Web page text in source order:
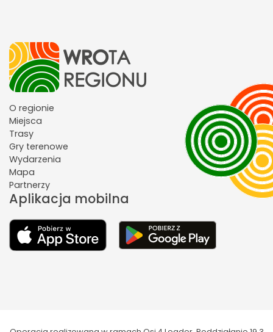
O regionie
Miejsca
Trasy
Gry terenowe
Wydarzenia
Mapa
Partnerzy
Aplikacja mobilna